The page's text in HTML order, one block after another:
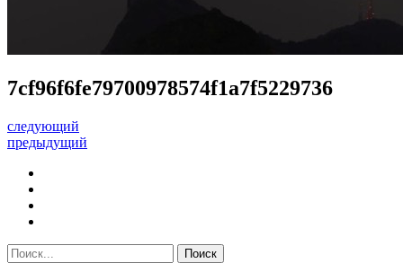
7cf96f6fe79700978574f1a7f5229736
следующий
предыдущий